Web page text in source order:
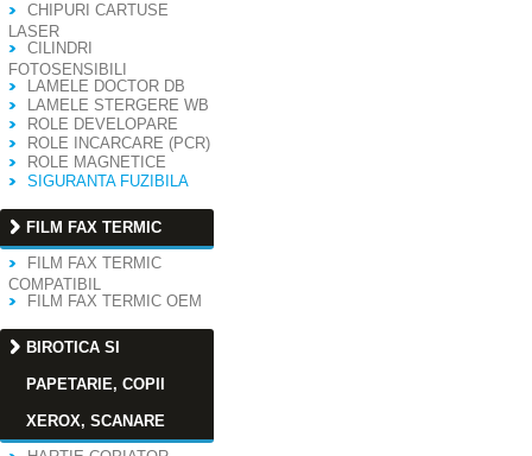
CHIPURI CARTUSE
LASER
CILINDRI
FOTOSENSIBILI
LAMELE DOCTOR DB
LAMELE STERGERE WB
ROLE DEVELOPARE
ROLE INCARCARE (PCR)
ROLE MAGNETICE
SIGURANTA FUZIBILA
FILM FAX TERMIC
FILM FAX TERMIC
COMPATIBIL
FILM FAX TERMIC OEM
BIROTICA SI
PAPETARIE, COPII
XEROX, SCANARE